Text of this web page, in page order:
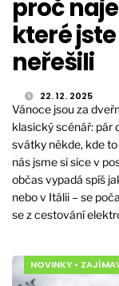
proč
které
neřešili
22. 12. 2025
Vánoce jsou za
klasický scénář: pár
svátky někde, kde
nás jsme si sice v
občas vypadá spíš
nebo v Itálii – se
se z cestování
NOVINKY •